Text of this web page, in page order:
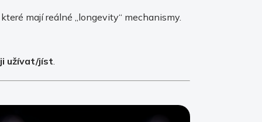
které mají reálné „longevity“ mechanismy.
užívat/jíst.